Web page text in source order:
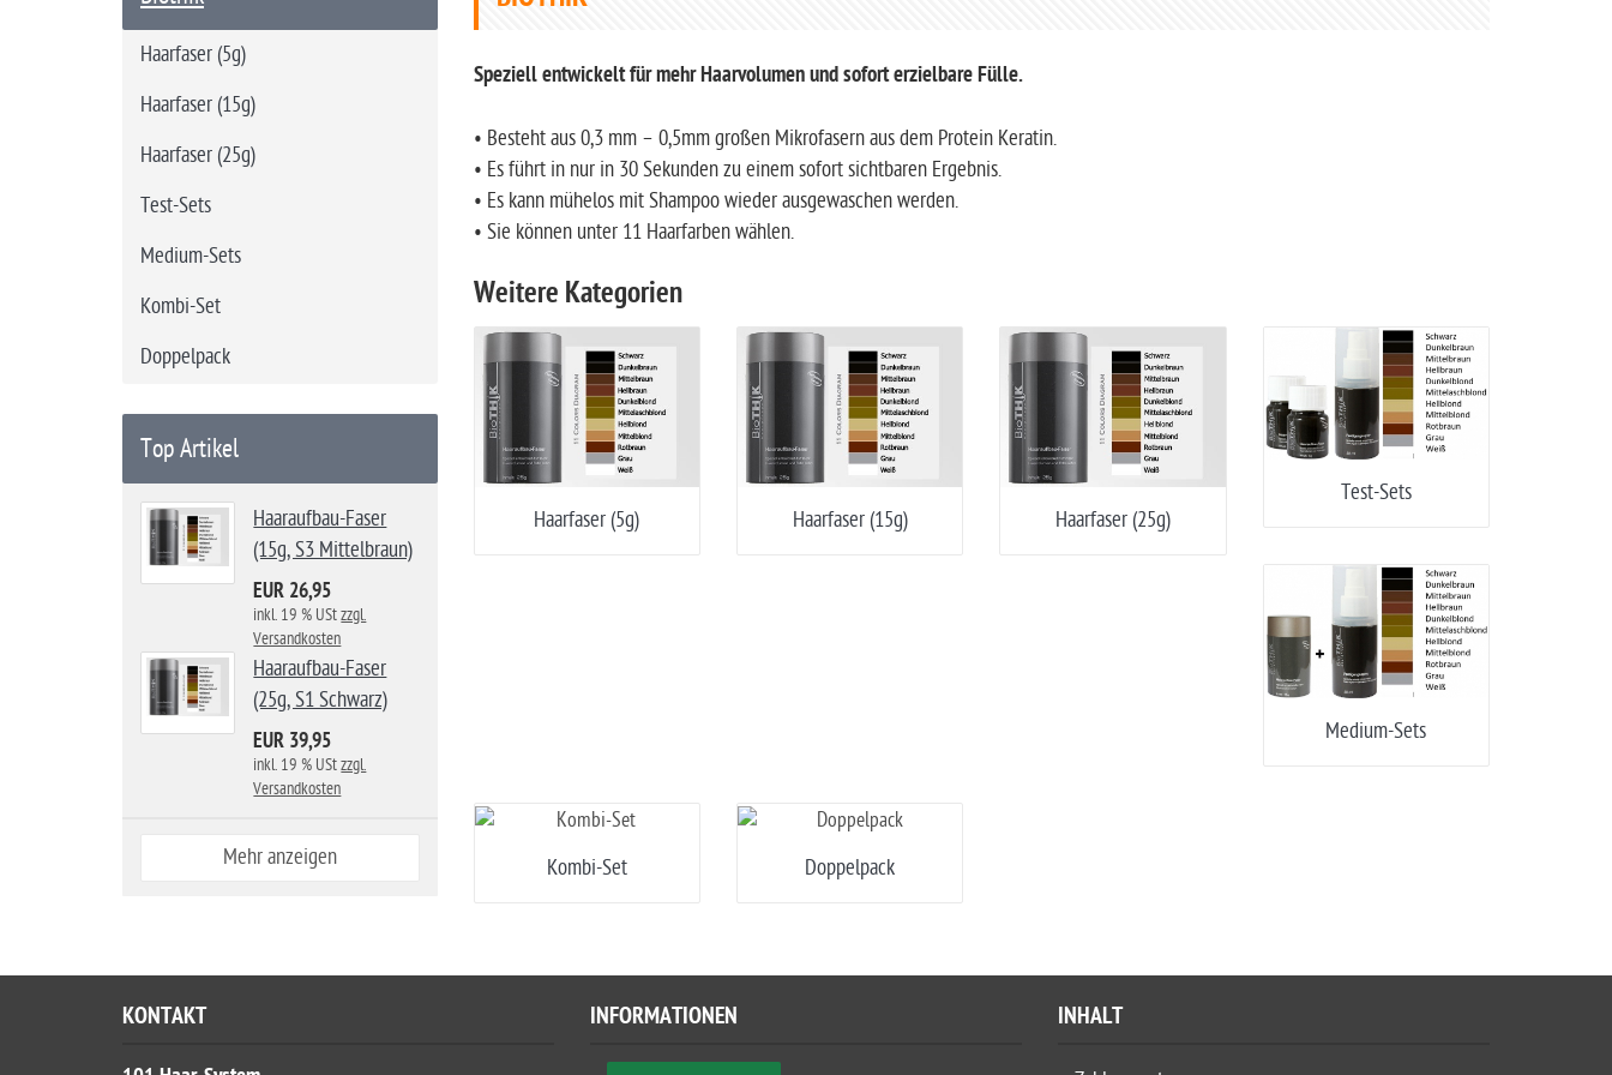
t
i
e
Speziell entwickelt für mehr Haarvolumen und sofort erzielbare Fülle.
• Besteht aus 0,3 mm – 0,5mm großen Mikrofasern aus dem Protein Keratin.
• Es führt in nur in 30 Sekunden zu einem sofort sichtbaren Ergebnis.
• Es kann mühelos mit Shampoo wieder ausgewaschen werden.
• Sie können unter 11 Haarfarben wählen.
Weitere Kategorien
Haarfaser (5g) Haarfaser (15g) Haarfaser (25g)
Test-Sets
Medium-Sets
Kombi-Set Doppelpack
Haarfaser (5g)
Haarfaser (15g)
Haarfaser (25g)
Test-Sets
Medium-Sets
Kombi-Set
Doppelpack
Top Artikel
Haaraufbau-Faser
(15g, S3 Mittelbraun)
EUR 26,95
inkl. 19 % UStzzgl.
Versandkosten
Haaraufbau-Faser
(25g, S1 Schwarz)
EUR 39,95
inkl. 19 % UStzzgl.
Versandkosten
Mehr anzeigen
KONTAKT INFORMATIONEN INHALT